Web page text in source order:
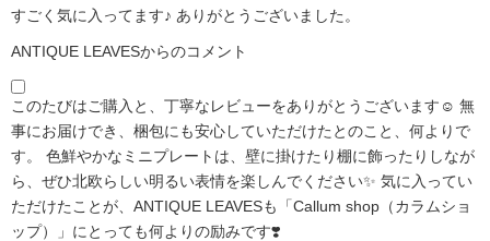
すごく気に入ってます♪ ありがとうございました。
ANTIQUE LEAVESからのコメント
このたびはご購入と、丁寧なレビューをありがとうございます☺️ 無
事にお届けでき、梱包にも安心していただけたとのこと、何よりで
す。 色鮮やかなミニプレートは、壁に掛けたり棚に飾ったりしなが
ら、ぜひ北欧らしい明るい表情を楽しんでください✨ 気に入ってい
ただけたことが、ANTIQUE LEAVESも「Callum shop（カラムショ
ップ）」にとっても何よりの励みです❣️